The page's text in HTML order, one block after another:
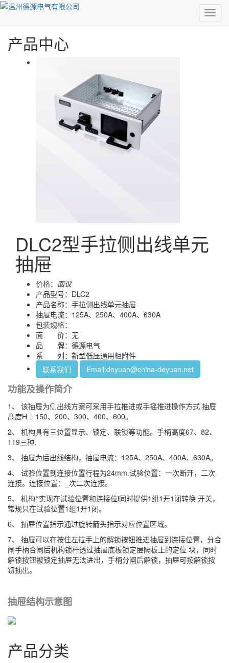
0577-86520257
产品中心
DLC2型手拉侧出线单元
抽屉
价格： 面议
产品型号：DLC2
产品名称：手拉侧出线单元抽屉
抽屉电流：125A、250A、400A、630A
包装规格：
面 价：无
品 牌：德源电气
系 列：新型低压通用柜附件
联系我们
Email:deyuan@china-deyuan.net
功能及操作简介
1、 该抽屉为侧出线方案可采用手拉推进或手摇推进操作方式 抽屉
髙度H = 150、200、300、400、600。
2、 机构具有三位置显示、锁定、联锁等功能。手柄高度67、82、
119三种,
3、 抽屉为后出线结构，抽屉电流：125A、250A、400A、630A。
4、 试验位置到连接位置行程为24mm.试验位置：一次断开，二次
连接。连接位置：_次二次连接。
5、 机构^实现在试验位置和连接位i同时提供1组1开1闭转换 开关，
常规只在试验位置1组1开1闭。
6、 抽屉位置指示通过旋转箭头指示对应位置区域。
7、 抽屉可以在按住左拉手上的解锁按钮推进抽屉到连接位置，分合
闸手柄合闸后机构锁杆透过抽屉底板锁定层隔板上的定位 块，同时
解锁按钮被锁定抽屉无法进出，手柄分闸后解锁，抽屉可按解锁按
钮抽出。
抽屉结构示意图
产品分类